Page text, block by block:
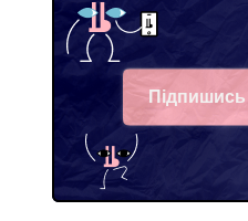
Telegram